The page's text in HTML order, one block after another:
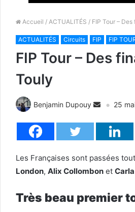
Accueil / ACTUALITÉS / FIP Tour –
ACTUALITÉS Circuits FIP FIP
FIP Tour – Des
Touly
Benjamin Dupouy 25
Les Françaises sont passées
London, Alix Collombon et
Très beau premier